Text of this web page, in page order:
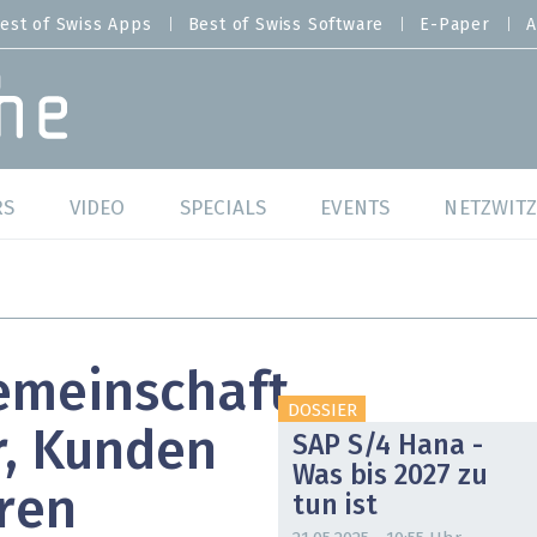
of Swiss Apps Best of Swiss Software E-Paper
Swiss Software
Hana
VIDEO SPECIALS
Cybersecurity
IT for Gov
Cloud & Managed Services
EVENTS
Best of Swiss
Kunden
DOSSIER
SAP S/4 Hana -
Was bis 2027 zu
tun ist